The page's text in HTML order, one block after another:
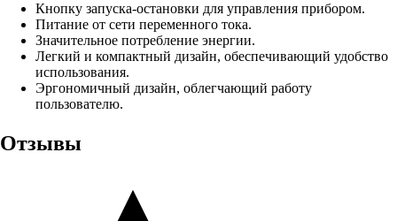
Кнопку запуска-остановки для управления прибором.
Питание от сети переменного тока.
Значительное потребление энергии.
Легкий и компактный дизайн, обеспечивающий удобство
использования.
Эргономичный дизайн, облегчающий работу
пользователю.
Отзывы